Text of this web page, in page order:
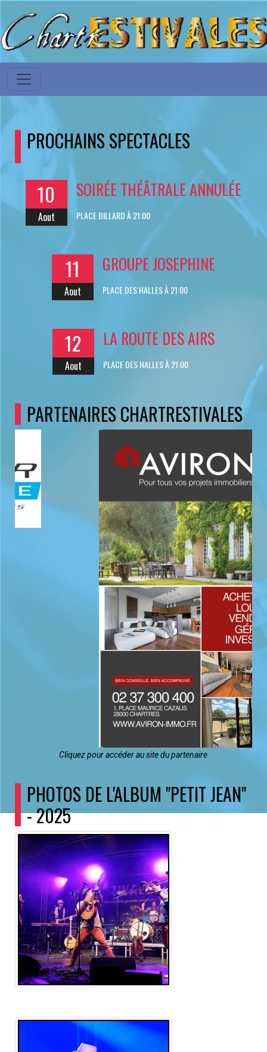
PROCHAINS SPECTACLES
10
Aout
SOIRÉE THÉÂTRALE ANNULÉE
PLACE BILLARD À 21:00
11
Aout
GROUPE JOSEPHINE
PLACE DES HALLES À 21:00
12
Aout
LA ROUTE DES AIRS
PLACE DES HALLES À 21:00
PARTENAIRES CHARTRESTIVALES
Cliquez pour accéder au site du partenaire
PHOTOS DE L'ALBUM "PETIT JEAN"
- 2025